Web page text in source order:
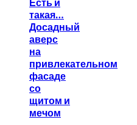
Есть и
такая…
Досадный
аверс
на
привлекательном
фасаде
со
щитом и
мечом